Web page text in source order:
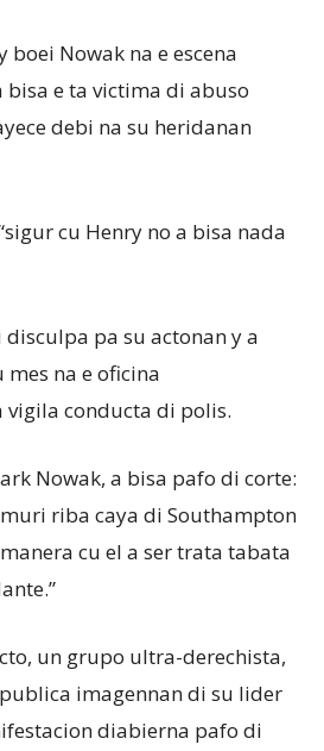
boei Nowak na e escena
bisa e ta victima di abuso
debi na su heridanan
cu Henry no a bisa nada
pa su actonan y a
mes na e oficina
vigila conducta di polis.
Nowak, a bisa pafo di corte:
riba caya di Southampton
cu el a ser trata tabata
un grupo ultra-derechista,
imagennan di su lider
diabierna pafo di